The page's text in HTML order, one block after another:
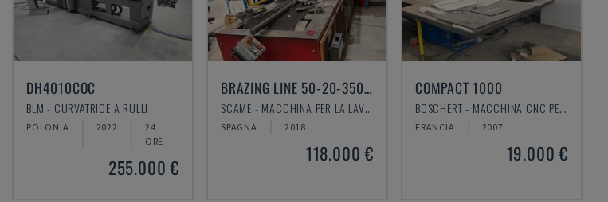
DH4010COC
BLM - CURVATRICE A RULLI
POLONIA 2022
24
ORE
255.000 €
BRAZING LINE 50-20-350-GI-DR
SCAME - MACCHINA PER LA LAVORAZIONE DELLA LAMIERA
SPAGNA 2018
118.000 €
COMPACT 1000
BOSCHERT - MACCHINA CNC PER PUNZONATURA
FRANCIA 2007
19.000 €